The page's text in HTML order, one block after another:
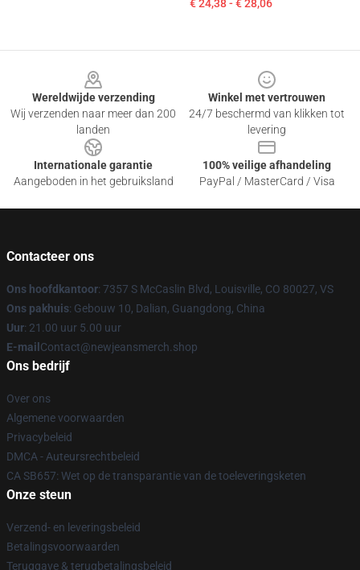
€ 24,38 - € 28,06
Wereldwijde verzending
Wij verzenden naar meer dan 200
landen
Winkel met vertrouwen
24/7 beschermd van klikken tot
levering
Internationale garantie
Aangeboden in het gebruiksland
100% veilige afhandeling
PayPal / MasterCard / Visa
Contacteer ons
Ons hoofdkantoor: 7357 S McCaslin Blvd, Louisville, CO 80027, VS
Ons pakhuis: Gebouw 10, Dalian, Guangdong, China
Uur: 21.00 uur 5.00 uur
E-mail Contact@newjeansmerch.shop
Ons bedrijf
Over ons
Algemene voorwaarden
Privacybeleid
DMCA - Auteursrechtbeleid
CA SB657: Wet op de transparantie van de toeleveringsketen
Onze steun
Verzend- en leveringsbeleid
Betalingsvoorwaarden
Teruggave & terugbetalingsbeleid